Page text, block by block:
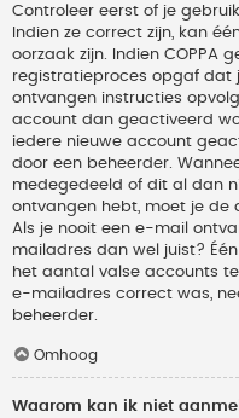
Controleer eerst of je
Indien ze correct zijn, kan
oorzaak zijn. Indien COPPA
registratieproces opgaf dat
ontvangen instructies
account dan geactiveerd
iedere nieuwe account
door een beheerder.
medegedeeld of dit al dan
ontvangen hebt, moet je de
Als je nooit een e-mail
mailadres dan wel juist?
het aantal valse accounts
e-mailadres correct was,
beheerder.
Omhoog
Waarom kan ik niet